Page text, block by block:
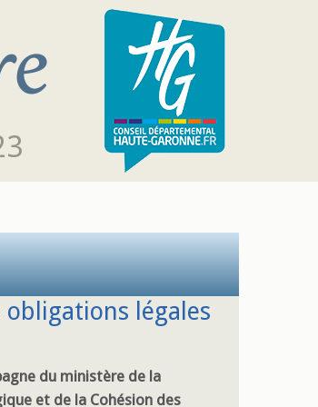
légales
du ministère de la
et de la Cohésion des